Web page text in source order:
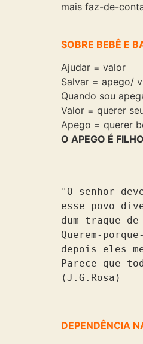
mais faz-de-
SOBRE BEBÊ E
Ajudar = valor
Salvar = apego/
Quando sou
Valor = querer
Apego = querer
O APEGO É
" O senhor
esse povo
dum traque
Querem-
depois eles
Parece que
(J.G.Rosa)
DEPENDÊNCIA